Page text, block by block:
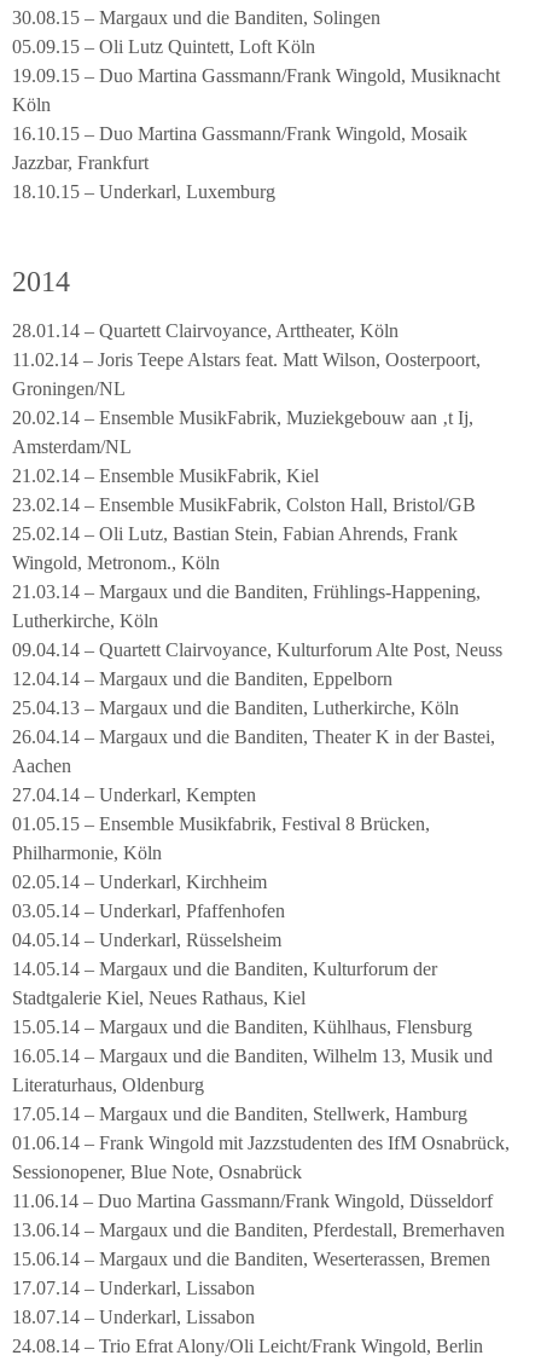
30.08.15 – Margaux und die Banditen, Solingen
05.09.15 – Oli Lutz Quintett, Loft Köln
19.09.15 – Duo Martina Gassmann/Frank Wingold, Musiknacht
Köln
16.10.15 – Duo Martina Gassmann/Frank Wingold, Mosaik
Jazzbar, Frankfurt
18.10.15 – Underkarl, Luxemburg
2014
28.01.14 – Quartett Clairvoyance, Arttheater, Köln
11.02.14 – Joris Teepe Alstars feat. Matt Wilson, Oosterpoort,
Groningen/NL
20.02.14 – Ensemble MusikFabrik, Muziekgebouw aan ‚t Ij,
Amsterdam/NL
21.02.14 – Ensemble MusikFabrik, Kiel
23.02.14 – Ensemble MusikFabrik, Colston Hall, Bristol/GB
25.02.14 – Oli Lutz, Bastian Stein, Fabian Ahrends, Frank
Wingold, Metronom., Köln
21.03.14 – Margaux und die Banditen, Frühlings-Happening,
Lutherkirche, Köln
09.04.14 – Quartett Clairvoyance, Kulturforum Alte Post, Neuss
12.04.14 – Margaux und die Banditen, Eppelborn
25.04.13 – Margaux und die Banditen, Lutherkirche, Köln
26.04.14 – Margaux und die Banditen, Theater K in der Bastei,
Aachen
27.04.14 – Underkarl, Kempten
01.05.15 – Ensemble Musikfabrik, Festival 8 Brücken,
Philharmonie, Köln
02.05.14 – Underkarl, Kirchheim
03.05.14 – Underkarl, Pfaffenhofen
04.05.14 – Underkarl, Rüsselsheim
14.05.14 – Margaux und die Banditen, Kulturforum der
Stadtgalerie Kiel, Neues Rathaus, Kiel
15.05.14 – Margaux und die Banditen, Kühlhaus, Flensburg
16.05.14 – Margaux und die Banditen, Wilhelm 13, Musik und
Literaturhaus, Oldenburg
17.05.14 – Margaux und die Banditen, Stellwerk, Hamburg
01.06.14 – Frank Wingold mit Jazzstudenten des IfM Osnabrück,
Sessionopener, Blue Note, Osnabrück
11.06.14 – Duo Martina Gassmann/Frank Wingold, Düsseldorf
13.06.14 – Margaux und die Banditen, Pferdestall, Bremerhaven
15.06.14 – Margaux und die Banditen, Weserterassen, Bremen
17.07.14 – Underkarl, Lissabon
18.07.14 – Underkarl, Lissabon
24.08.14 – Trio Efrat Alony/Oli Leicht/Frank Wingold, Berlin